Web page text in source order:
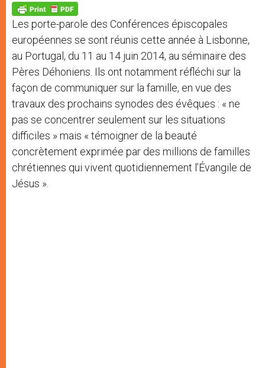
p
p
g
e
r
o
k
Les porte-parole des Conférences épiscopales
européennes se sont réunis cette année à Lisbonne,
au Portugal, du 11 au 14 juin 2014, au séminaire des
Pères Déhoniens. Ils ont notamment réfléchi sur la
façon de communiquer sur la famille, en vue des
travaux des prochains synodes des évêques : « ne
pas se concentrer seulement sur les situations
difficiles » mais « témoigner de la beauté
concrètement exprimée par des millions de familles
chrétiennes qui vivent quotidiennement l’Évangile de
Jésus ».